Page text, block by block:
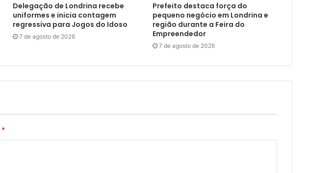
Delegação de Londrina recebe
uniformes e inicia contagem
regressiva para Jogos do Idoso
7 de agosto de 2026
Prefeito destaca força do
pequeno negócio em Londrina e
região durante a Feira do
Empreendedor
7 de agosto de 2026
*